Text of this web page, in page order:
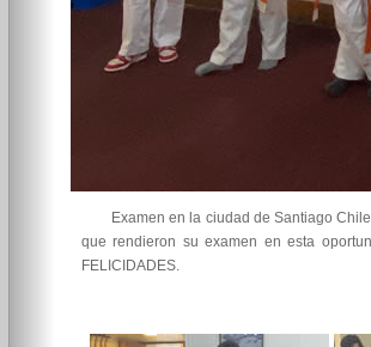
Examen en la ciudad de Santiago
que rendieron su examen en esta
FELICIDADES.